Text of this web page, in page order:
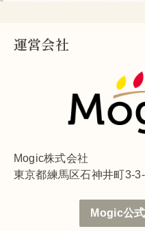
運営会社
Mogic株式会社
東京都練馬区石神井町3-
Mogic公